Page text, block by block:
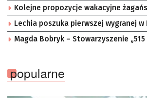
Kolejne propozycje wakacyjne
Lechia poszuka pierwszej wygranej w
Magda Bobryk – Stowarzyszenie
popularne